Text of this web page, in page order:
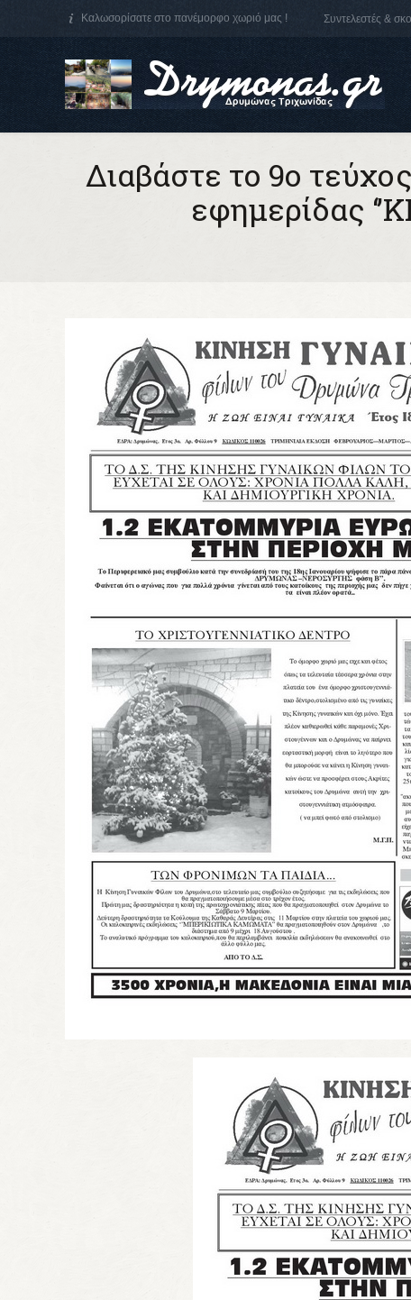
Καλωσορίσατε στο πανέμορφο χωριό μας ! Συντελεστές &
Διαβάστε το 9ο
εφημερίδας